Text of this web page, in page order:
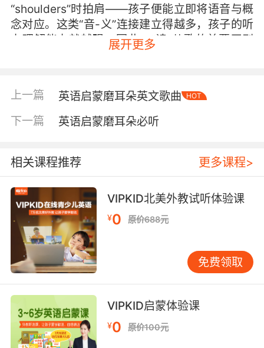
“shoulders”时拍肩——孩子便能立即将语音与概
念对应。这类“音-义”连接建立得越多，孩子的听
力理解能力就越强。因此，“读”儿歌的首要原则
是让声音变得可理解。不必强求孩子听懂每个单
与句意。分阶段“读”儿歌：从听到说，循序渐进
不同年龄与基础的孩子，“读”儿歌的方式也应调
整。大致可分为三个阶段。第一阶段：感知与兴
趣（3-5岁或零基础）此阶段目标是让孩子觉得
情绪感染。•选择节奏感强、重复句多的儿歌，如
《TheWheelsontheBus》、
《IfYou’reHappyandYouKnowIt》。重复带来安
全感，也更容易跟唱。•家长要投入扮演。唱到
“wheelsgoroundandround”可用于画圈，唱到
“happyandyouknowit”则开心拍手跺脚。你的投
入会直接感染孩子。•不必强求跟唱。孩子可能只
是微笑或扭动身体，这都是积极信号。他正在吸
收语言的节奏与韵律。第二阶段：理解与模仿
（5-7岁或有少量听力基础）孩子已熟悉部分儿歌
旋律，可加深“读”的层次，助其理解歌词并鼓励
模仿。•利用画面与实物。许多儿歌配有精美动
展开更多
上一篇 英语启蒙磨耳朵英文歌曲 HOT
下一篇 英语启蒙磨耳朵必听
相关课程推荐 更多课程>
VIPKID北美外教试听体验课
¥0 原价688元
免费领取
VIPKID启蒙体验课
¥0 原价100元